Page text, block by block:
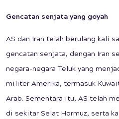
Gencatan senjata yang goyah
AS dan Iran telah berulang kali
gencatan senjata, dengan Iran
negara-negara Teluk yang
militer Amerika, termasuk
Arab. Sementara itu, AS telah
di sekitar Selat Hormuz, serta